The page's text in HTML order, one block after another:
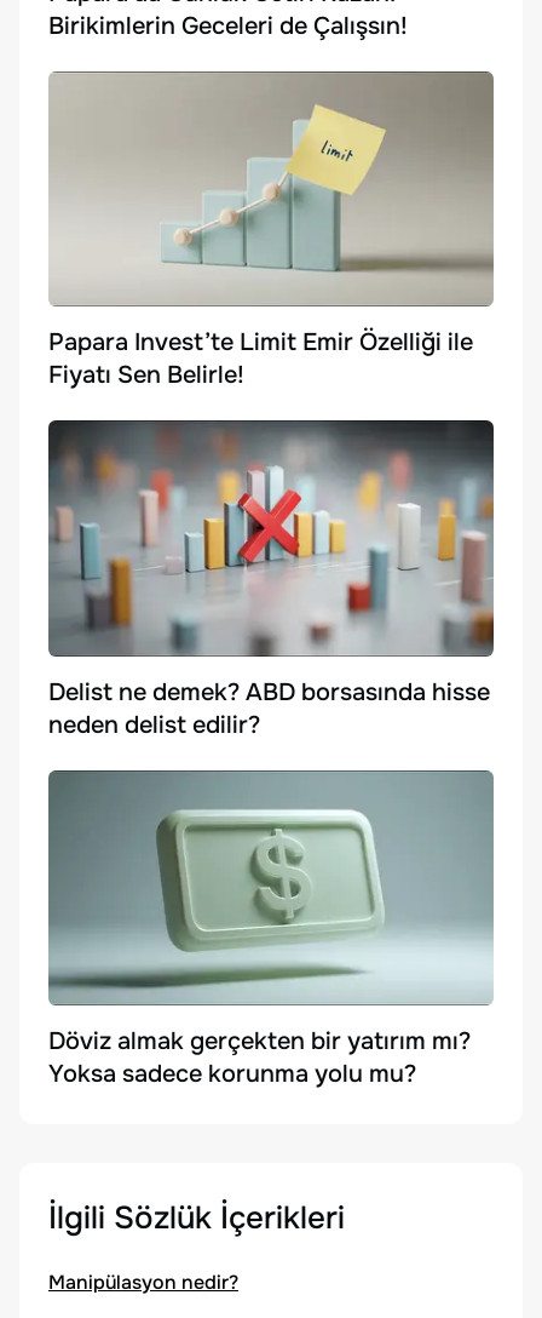
Birikimlerin Geceleri de Çalışsın!
Papara Invest’te Limit Emir Özelliği ile
Fiyatı Sen Belirle!
Delist ne demek? ABD borsasında hisse
neden delist edilir?
Döviz almak gerçekten bir yatırım mı?
Yoksa sadece korunma yolu mu?
İlgili Sözlük İçerikleri
Manipülasyon nedir?